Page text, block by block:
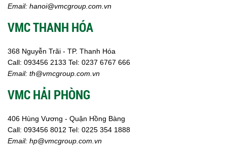
Email: hanoi@vmcgroup.com.vn
VMC THANH HÓA
368 Nguyễn Trãi - TP. Thanh Hóa
Call: 093456 2133 Tel: 0237 6767 666
Email: th@vmcgroup.com.vn
VMC HẢI PHÒNG
406 Hùng Vương - Quận Hồng Bàng
Call: 093456 8012 Tel: 0225 354 1888
Email: hp@vmcgroup.com.vn